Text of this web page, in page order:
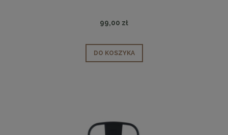
99,00 zł
DO KOSZYKA